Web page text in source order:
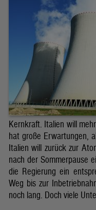
Kernkraft. Italien will
hat große Erwartungen,
Italien will zurück zur
nach der Sommerpause
die Regierung ein
Weg bis zur
noch lang. Doch viele